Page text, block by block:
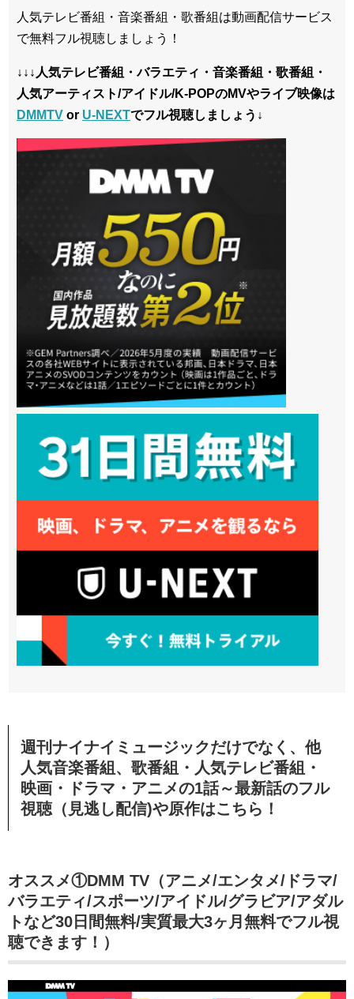
人気テレビ番組・音楽番組・歌番組は動画配信サービス
で無料フル視聴しましょう！
↓ ↓↓人気テレビ番組・バラエティ・音楽番組・歌番組・
人気アーティスト/アイドル/K-POPのMVやライブ映像は
DMMTV or U-NEXTでフル視聴しましょう↓
週刊ナイナイミュージックだけでなく、他
人気音楽番組、歌番組・人気テレビ番組・
映画・ドラマ・アニメの1話～最新話のフル
視聴（見逃し配信)や原作はこちら！
オススメ①DMM TV（アニメ/エンタメ/ドラマ/
バラエティ/スポーツ/アイドル/グラビア/アダル
トなど30日間無料/実質最大3ヶ月無料でフル視
聴できます！）